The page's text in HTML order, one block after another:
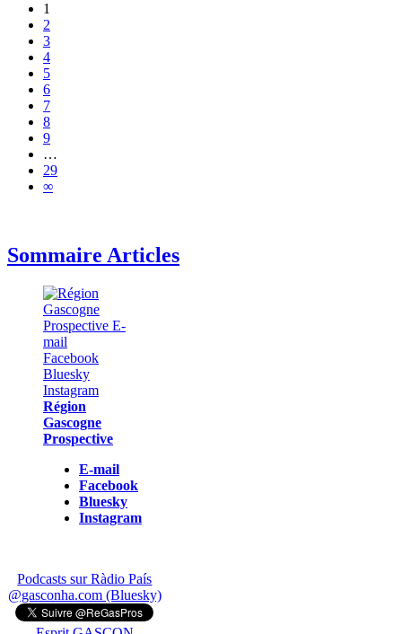
1
2
3
4
5
6
7
8
9
…
29
∞
Sommaire Articles
Région
Gascogne
Prospective
E-mail
Facebook
Bluesky
Instagram
Podcasts sur Ràdio País
@gasconha.com (Bluesky)